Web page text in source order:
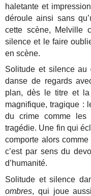
haletante et
déroule ainsi sans
cette scène, Melville
silence et le faire
en scène.
Solitude et silence
danse de regards
plan, dès le titre et la
magnifique, tragique :
du crime comme les
tragédie. Une fin qui
comporte alors
c’est par sens du
d’humanité.
Solitude et silence
ombres, qui joue